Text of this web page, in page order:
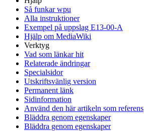
Så funkar wpu
Alla instruktioner
Exempel på uppslag E13-00-A
Hjälp om MediaWiki
Verktyg
Vad som länkar hit
Relaterade ändringar
Specialsidor
Utskriftsvänlig version
Permanent länk
Sidinformation
Använd den här artikeln som referens
Bläddra genom egenskaper
Bläddra genom egenskaper